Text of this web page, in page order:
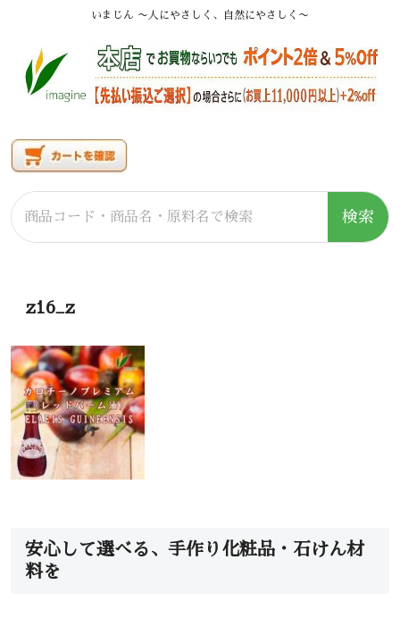
いまじん 〜人にやさしく、自然にやさしく〜
検索
z16_z
安心して選べる、手作り化粧品・石けん材
料を